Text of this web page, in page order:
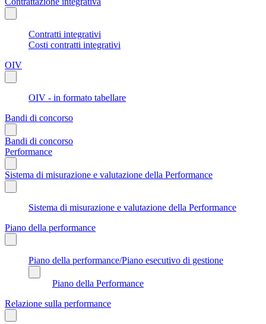
Contratti integrativi
Costi contratti integrativi
OIV
OIV - in formato tabellare
Bandi di concorso
Bandi di concorso
Performance
Sistema di misurazione e valutazione della Performance
Sistema di misurazione e valutazione della Performance
Piano della performance
Piano della performance/Piano esecutivo di gestione
Piano della Performance
Relazione sulla performance